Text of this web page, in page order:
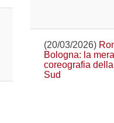
(20/03/2026)
Bologna: la
coreografia
Sud